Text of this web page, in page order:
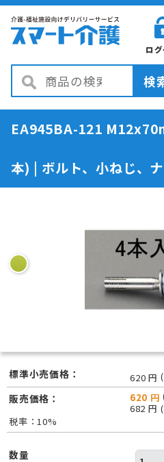
ロ
検
EA945BA-121
本) | ボルト、小ねじ、
標準小売価格： 620 円
販売価格： 620 円
682 円
税率：10%
数量